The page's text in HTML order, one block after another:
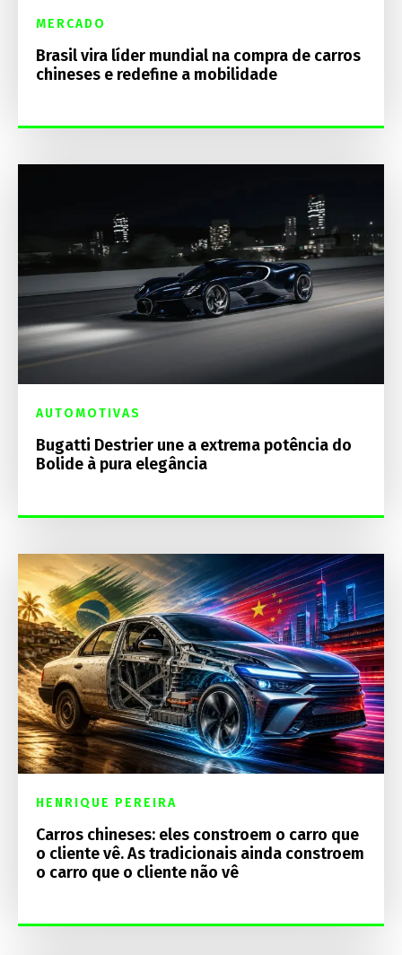
MERCADO
Brasil vira líder mundial na compra de carros
chineses e redefine a mobilidade
AUTOMOTIVAS
Bugatti Destrier une a extrema potência do
Bolide à pura elegância
HENRIQUE PEREIRA
Carros chineses: eles constroem o carro que
o cliente vê. As tradicionais ainda constroem
o carro que o cliente não vê